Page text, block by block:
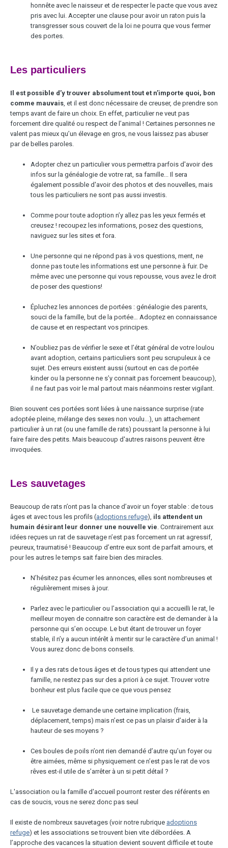
honnête avec le naisseur et de respecter le pacte que vous avez
pris avec lui. Accepter une clause pour avoir un raton puis la
transgresser sous couvert de la loi ne pourra que vous fermer
des portes.
Les particuliers
Il est possible d’y trouver absolument tout et n’importe quoi, bon
comme mauvais , et il est donc nécessaire de creuser, de prendre son
temps avant de faire un choix. En effet, particulier ne veut pas
forcement dire qualité ou respect de l’animal ! Certaines personnes ne
valent pas mieux qu’un élevage en gros, ne vous laissez pas abuser
par de belles paroles.
Adopter chez un particulier vous permettra parfois d'avoir des
infos sur la généalogie de votre rat, sa famille... Il sera
également possible d'avoir des photos et des nouvelles, mais
tous les particuliers ne sont pas aussi investis.
Comme pour toute adoption n’y allez pas les yeux fermés et
creusez ! recoupez les informations, posez des questions,
naviguez sur les sites et fora.
Une personne qui ne répond pas à vos questions, ment, ne
donne pas toute les informations est une personne à fuir. De
même avec une personne qui vous repousse, vous avez le droit
de poser des questions!
Épluchez les annonces de portées : généalogie des parents,
souci de la famille, but de la portée… Adoptez en connaissance
de cause et en respectant vos principes.
N’oubliez pas de vérifier le sexe et l’état général de votre loulou
avant adoption, certains particuliers sont peu scrupuleux à ce
sujet. Des erreurs existent aussi (surtout en cas de portée
kinder ou la personne ne s’y connait pas forcement beaucoup),
il ne faut pas voir le mal partout mais néanmoins rester vigilant.
Bien souvent ces portées sont liées à une naissance surprise (rate
adoptée pleine, mélange des sexes non voulu...), un attachement
particulier à un rat (ou une famille de rats) poussant la personne à lui
faire faire des petits. Mais beaucoup d'autres raisons peuvent être
invoquées.
Les sauvetages
Beaucoup de rats n’ont pas la chance d’avoir un foyer stable : de tous
âges et avec tous les profils (adoptions refuge), ils attendent un
humain désirant leur donner une nouvelle vie . Contrairement aux
idées reçues un rat de sauvetage n’est pas forcement un rat agressif,
peureux, traumatisé ! Beaucoup d’entre eux sont de parfait amours, et
pour les autres le temps sait faire bien des miracles.
N’hésitez pas écumer les annonces, elles sont nombreuses et
régulièrement mises à jour.
Parlez avec le particulier ou l’association qui a accueilli le rat, le
meilleur moyen de connaitre son caractère est de demander à la
personne qui s’en occupe. Le but étant de trouver un foyer
stable, il n’y a aucun intérêt à mentir sur le caractère d’un animal !
Vous aurez donc de bons conseils.
Il y a des rats de tous âges et de tous types qui attendent une
famille, ne restez pas sur des a priori à ce sujet. Trouver votre
bonheur est plus facile que ce que vous pensez
Le sauvetage demande une certaine implication (frais,
déplacement, temps) mais n’est ce pas un plaisir d’aider à la
hauteur de ses moyens ?
Ces boules de poils n’ont rien demandé d’autre qu’un foyer ou
être aimées, même si physiquement ce n’est pas le rat de vos
rêves est-il utile de s’arrêter à un si petit détail ?
L'association ou la famille d'accueil pourront rester des référents en
cas de soucis, vous ne serez donc pas seul
Il existe de nombreux sauvetages (voir notre rubrique adoptions
refuge) et les associations se trouvent bien vite débordées. A
l’approche des vacances la situation devient souvent difficile et toute